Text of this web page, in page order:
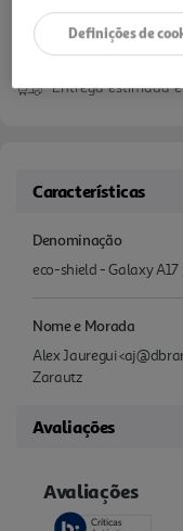
Entrega estimada
Características
Denominação
eco-shield - Galaxy A17
Nome e Morada
Alex Jauregui
Zarautz
Avaliações
Definições de